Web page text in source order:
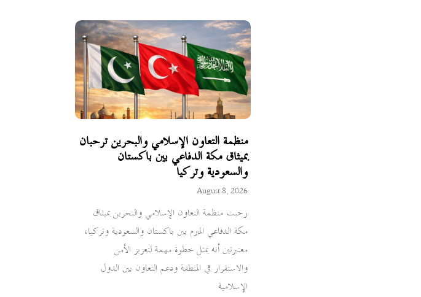
منظمة التعاون الإسلامي والبحرين ترحبان
بميثاق مكة الدفاعي بين باكستان
والسعودية وتركيا
August 8, 2026
رحبت منظمة التعاون الإسلامي والبحرين بميثاق
مكة الدفاعي المبرم بين باكستان والسعودية وتركيا،
معتبرتين أنه يمثل خطوة مهمة لتعزيز الأمن
والاستقرار في المنطقة ودعم التعاون بين الدول
الإسلامية